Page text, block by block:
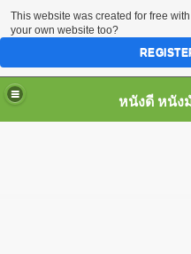
This website was created for free with
your own website too?